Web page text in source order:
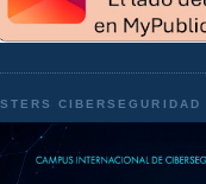
CIBERSEGURIDAD